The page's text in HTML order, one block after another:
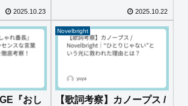
2025.10.23 2025.10.22
『おし
Novelbright
【歌詞考察】カノープス /